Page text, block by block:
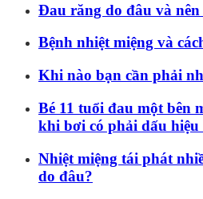
Đau răng do đâu và nên
Bệnh nhiệt miệng và
Khi nào bạn cần phải
Bé 11 tuổi đau một bên
khi bơi có phải dấu
Nhiệt miệng tái phát
do đâu?